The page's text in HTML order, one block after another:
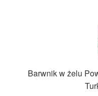
Barwnik w żelu